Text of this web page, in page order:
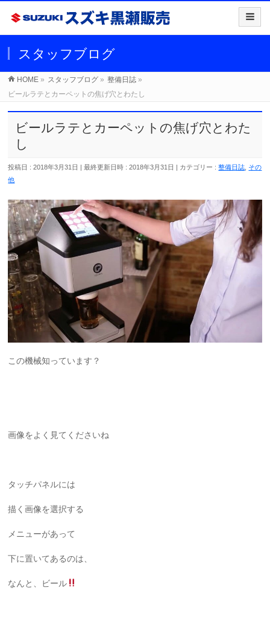
スタッフブログ
HOME » スタッフブログ » 整備日誌 »
ビールラテとカーペットの焦げ穴とわたし
ビールラテとカーペットの焦げ穴とわた
し
投稿日 : 2018年3月31日 最終更新日時 : 2018年3月31日 カテゴリー :整備日誌 その
他
この機械知っています？
画像をよく見てくださいね
タッチパネルには
描く画像を選択する
メニューがあって
下に置いてあるのは、
なんと、ビール